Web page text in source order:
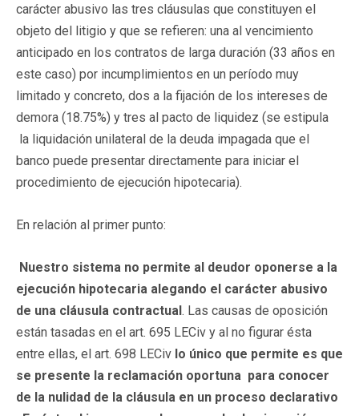
carácter abusivo las tres cláusulas que constituyen el
objeto del litigio y que se refieren: una al vencimiento
anticipado en los contratos de larga duración (33 años en
este caso) por incumplimientos en un período muy
limitado y concreto, dos a la fijación de los intereses de
demora (18.75%) y tres al pacto de liquidez (se estipula
la liquidación unilateral de la deuda impagada que el
banco puede presentar directamente para iniciar el
procedimiento de ejecución hipotecaria).
En relación al primer punto:
Nuestro sistema no permite al deudor oponerse a la
ejecución hipotecaria alegando el carácter abusivo
de una cláusula contractual. Las causas de oposición
están tasadas en el art. 695 LECiv y al no figurar ésta
entre ellas, el art. 698 LECiv lo único que permite es que
se presente la reclamación oportuna para conocer
de la nulidad de la cláusula en un proceso declarativo